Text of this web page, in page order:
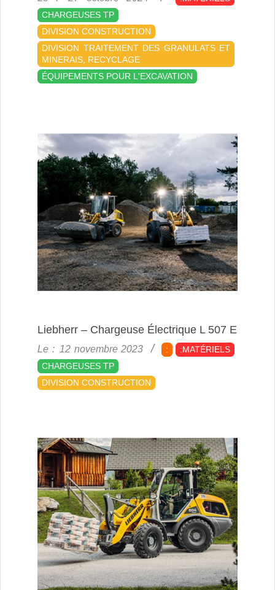
10-
27
CHARGEUSES TP
DIVISION CONSTRUCTION
DIVISION TRAITEMENT DES GRANULATS ET
MINERAIS, RECYCLAGE
ÉQUIPEMENTS POUR L'EXCAVATION
Liebherr – Chargeuse Électrique L 507 E
2023-
11-
12
Le : 12 novembre 2023 :
:MATÉRIELS
CHARGEUSES TP
DIVISION CONSTRUCTION